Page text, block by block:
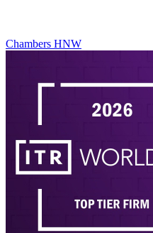
Chambers HNW